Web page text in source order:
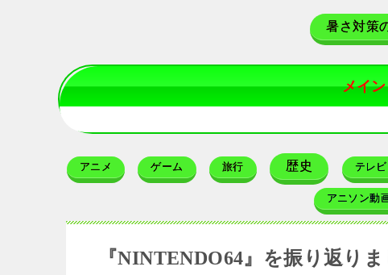
暑さ対策
メイ
アニメ ゲーム 旅行 歴史 テレ
アニソン動
『NINTENDO64』を振り返りま